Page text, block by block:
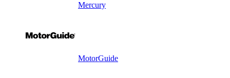
Mercury
MotorGuide